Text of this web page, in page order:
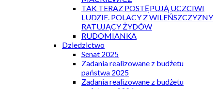
TAK TERAZ POSTĘPUJĄ UCZCIWI
LUDZIE. POLACY Z WILEŃSZCZYZNY
RATUJĄCY ŻYDÓW
RUDOMIANKA
Dziedzictwo
Senat 2025
Zadania realizowane z budżetu
państwa 2025
Zadania realizowane z budżetu